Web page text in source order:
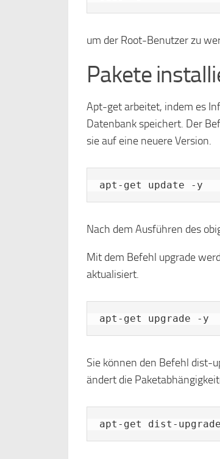
um der Root-Benutzer zu
Pakete
Apt-get arbeitet, indem es
Datenbank speichert. Der
sie auf eine neuere Version.
apt-get update -y
Nach dem Ausführen des
Mit dem Befehl upgrade
aktualisiert.
apt-get upgrade -y
Sie können den Befehl dist-
ändert die
apt-get dist-